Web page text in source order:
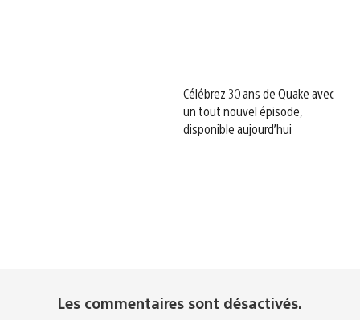
Célébrez 30 ans de Quake avec
un tout nouvel épisode,
disponible aujourd’hui
Les commentaires sont désactivés.